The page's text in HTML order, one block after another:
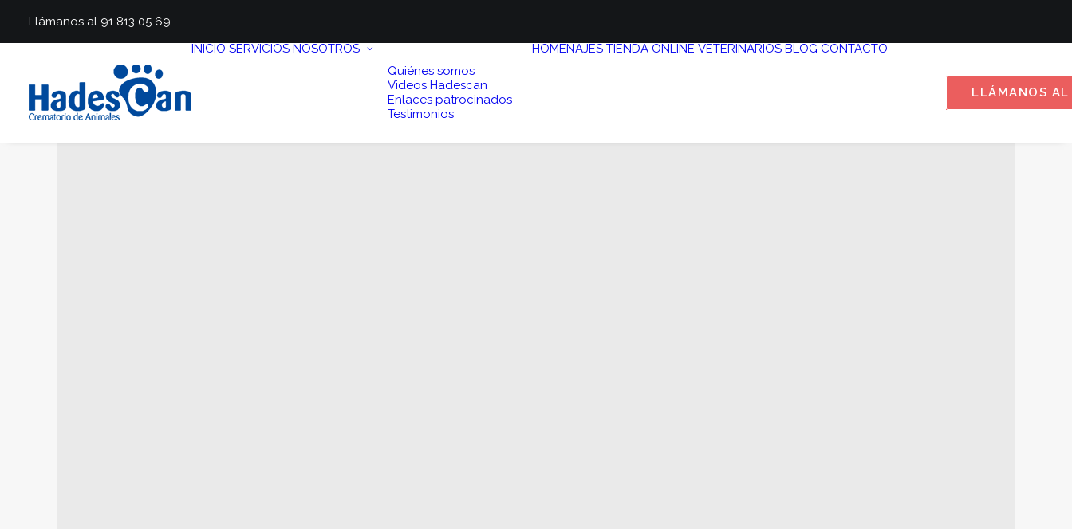
Llámanos al 91 813 05 69
INICIO SERVICIOS NOSOTROS
Quiénes somos
Videos Hadescan
Enlaces patrocinados
Testimonios
HOMENAJES TIENDA ONLINE VETERINARIOS BLOG CONTACTO
LLÁMANOS